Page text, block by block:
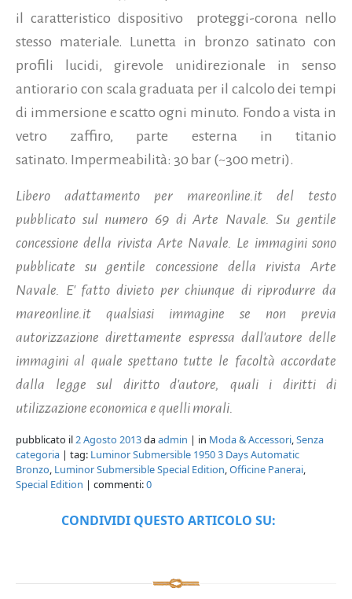
il caratteristico dispositivo proteggi-corona nello
stesso materiale. Lunetta in bronzo satinato con
profili lucidi, girevole unidirezionale in senso
antiorario con scala graduata per il calcolo dei tempi
di immersione e scatto ogni minuto. Fondo a vista in
vetro zaffiro, parte esterna in titanio
satinato. Impermeabilità: 30 bar (~300 metri).
Libero adattamento per mareonline.it del testo
pubblicato sul numero 69 di Arte Navale. Su gentile
concessione della rivista Arte Navale. Le immagini sono
pubblicate su gentile concessione della rivista Arte
Navale. E' fatto divieto per chiunque di riprodurre da
mareonline.it qualsiasi immagine se non previa
autorizzazione direttamente espressa dall'autore delle
immagini al quale spettano tutte le facoltà accordate
dalla legge sul diritto d'autore, quali i diritti di
utilizzazione economica e quelli morali.
pubblicato il2 Agosto 2013daadmin | in Moda & Accessori,Senza
categoria | tag: Luminor Submersible 1950 3 Days Automatic
Bronzo, Luminor Submersible Special Edition,Officine Panerai,
Special Edition | commenti:0
CONDIVIDI QUESTO ARTICOLO SU: